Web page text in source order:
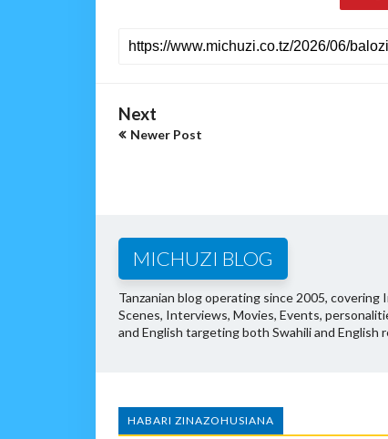
Next
Newer Post
MICHUZI BLOG
Tanzanian blog operating since 2005,
Scenes, Interviews, Movies, Events,
and English targeting both Swahili and English
HABARI ZINAZOHUSIANA